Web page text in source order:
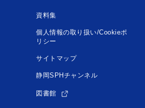
資料集
個人情報の取り扱い/Cookieポ
リシー
サイトマップ
静岡SPHチャンネル
図書館